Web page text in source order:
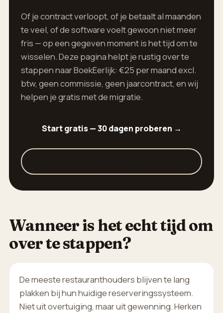
Of je contract verloopt, of je betaalt al maanden
te veel, of de software voelt gewoon niet meer
fris — op een gegeven moment is het tijd om te
wisselen. Deze pagina helpt je rustig over te
stappen naar BoekEerlijk: €25 per maand excl.
btw, geen commissie, geen jaarcontract, en wij
helpen je gratis met de migratie.
Start gratis — 30 dagen proberen →
Wanneer is het echt tijd om
over te stappen?
De meeste restauranthouders blijven te lang
plakken bij hun huidige reserveringssysteem.
Niet uit overtuiging, maar uit gewenning. Herken